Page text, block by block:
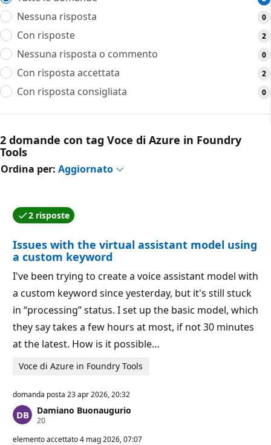
Nessuna risposta 0
Con risposte 2
Nessuna risposta o commento 0
Con risposta accettata 2
Con risposta consigliata 0
2 domande con tag Voce di Azure in Foundry
Tools
Ordina per: Aggiornato
2 risposte
Una delle risposte è stata accettata dall'autore della
Issues with the virtual assistant model using
a custom keyword
I've been trying to create a voice assistant model with
a custom keyword since yesterday, but it's still stuck
in “processing” status. I set up the basic model, which
they say takes a few hours at most, if not 30 minutes
at the latest. How is it possible…
Voce di Azure in Foundry Tools
domanda posta 23 apr 2026, 20:32
Damiano Buonaugurio
20P
n
elemento accettato4 mag 2026, 07:07